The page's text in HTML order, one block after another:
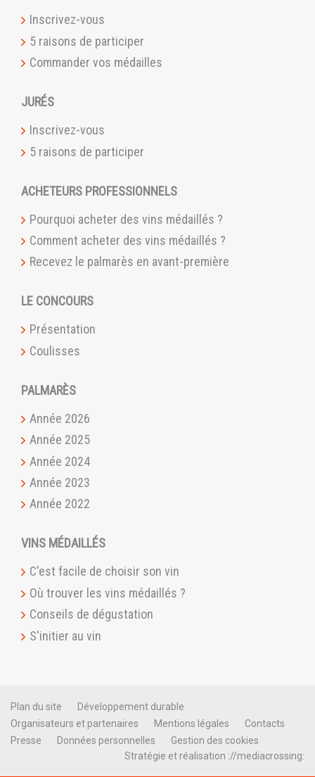
Inscrivez-vous
5 raisons de participer
Commander vos médailles
JURÉS
Inscrivez-vous
5 raisons de participer
ACHETEURS PROFESSIONNELS
Pourquoi acheter des vins médaillés ?
Comment acheter des vins médaillés ?
Recevez le palmarès en avant-première
LE CONCOURS
Présentation
Coulisses
PALMARÈS
Année 2026
Année 2025
Année 2024
Année 2023
Année 2022
VINS MÉDAILLÉS
C'est facile de choisir son vin
Où trouver les vins médaillés ?
Conseils de dégustation
S'initier au vin
Plan du site
Développement durable
Organisateurs et partenaires
Mentions légales
Contacts
Presse
Données personnelles
Gestion des cookies
Stratégie et réalisation ://mediacrossing: